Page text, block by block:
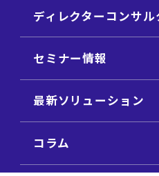
ディレクターコンサ
セミナー情報
最新ソリューション
コラム